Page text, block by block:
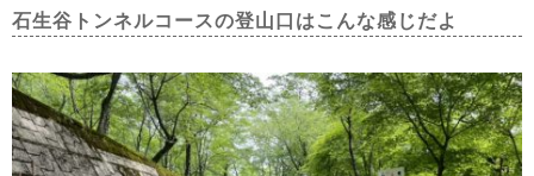
石生谷トンネルコースの登山口はこんな感じだよ